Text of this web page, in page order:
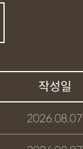
작성일
2026.08.07